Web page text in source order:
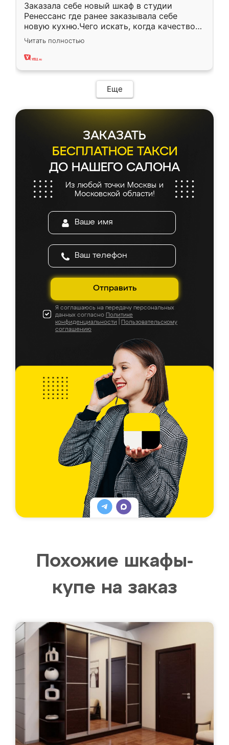
Заказала себе новый шкаф в студии
Ренессанс где ранее заказывала себе
новую кухню.Чего искать, когда качеством
вполне довольна. Служит кухня уже почти
два года, нареканий нет.
Читать полностью
Еще
ЗАКАЗАТЬ
БЕСПЛАТНОЕ ТАКСИ
ДО НАШЕГО САЛОНА
Из любой точки Москвы и
Московской области!
Отправить
Я соглашаюсь на передачу персональных
данных согласно Политике
конфиденциальности
Пользовательскому
соглашению
Похожие шкафы-
купе на заказ